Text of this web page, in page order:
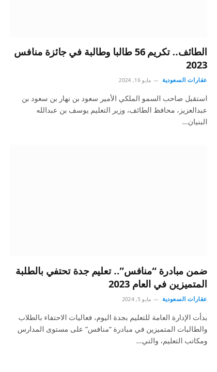
الطائف.. تكريم 56 طالبا وطالبة في جائزة منافس
2023
عقارات السعودية مايو 16, 2024
استقبل صاحب السمو الملكي الأمير سعود بن نهار بن سعود بن
عبدالعزيز، محافظ الطائف، وزير التعليم يوسف بن عبدالله
البنيان…
ضمن مبادرة “منافس”.. تعليم جدة تحتفي بالطلبة
المتميزين في العام 2023
عقارات السعودية مايو 5, 2024
بدأت الإدارة العامة للتعليم بجدة اليوم، فعاليات الاحتفاء بالطلاب
والطالبات المتميزين في مبادرة “منافس” على مستوى المدارس
ومكاتب التعليم، والتي…